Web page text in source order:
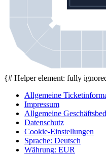
{# Helper element: fully
Allgemeine
Impressum
Allgemeine
Datenschutz
Cookie-Einstellungen
Sprache: Deutsch
Währung: EUR